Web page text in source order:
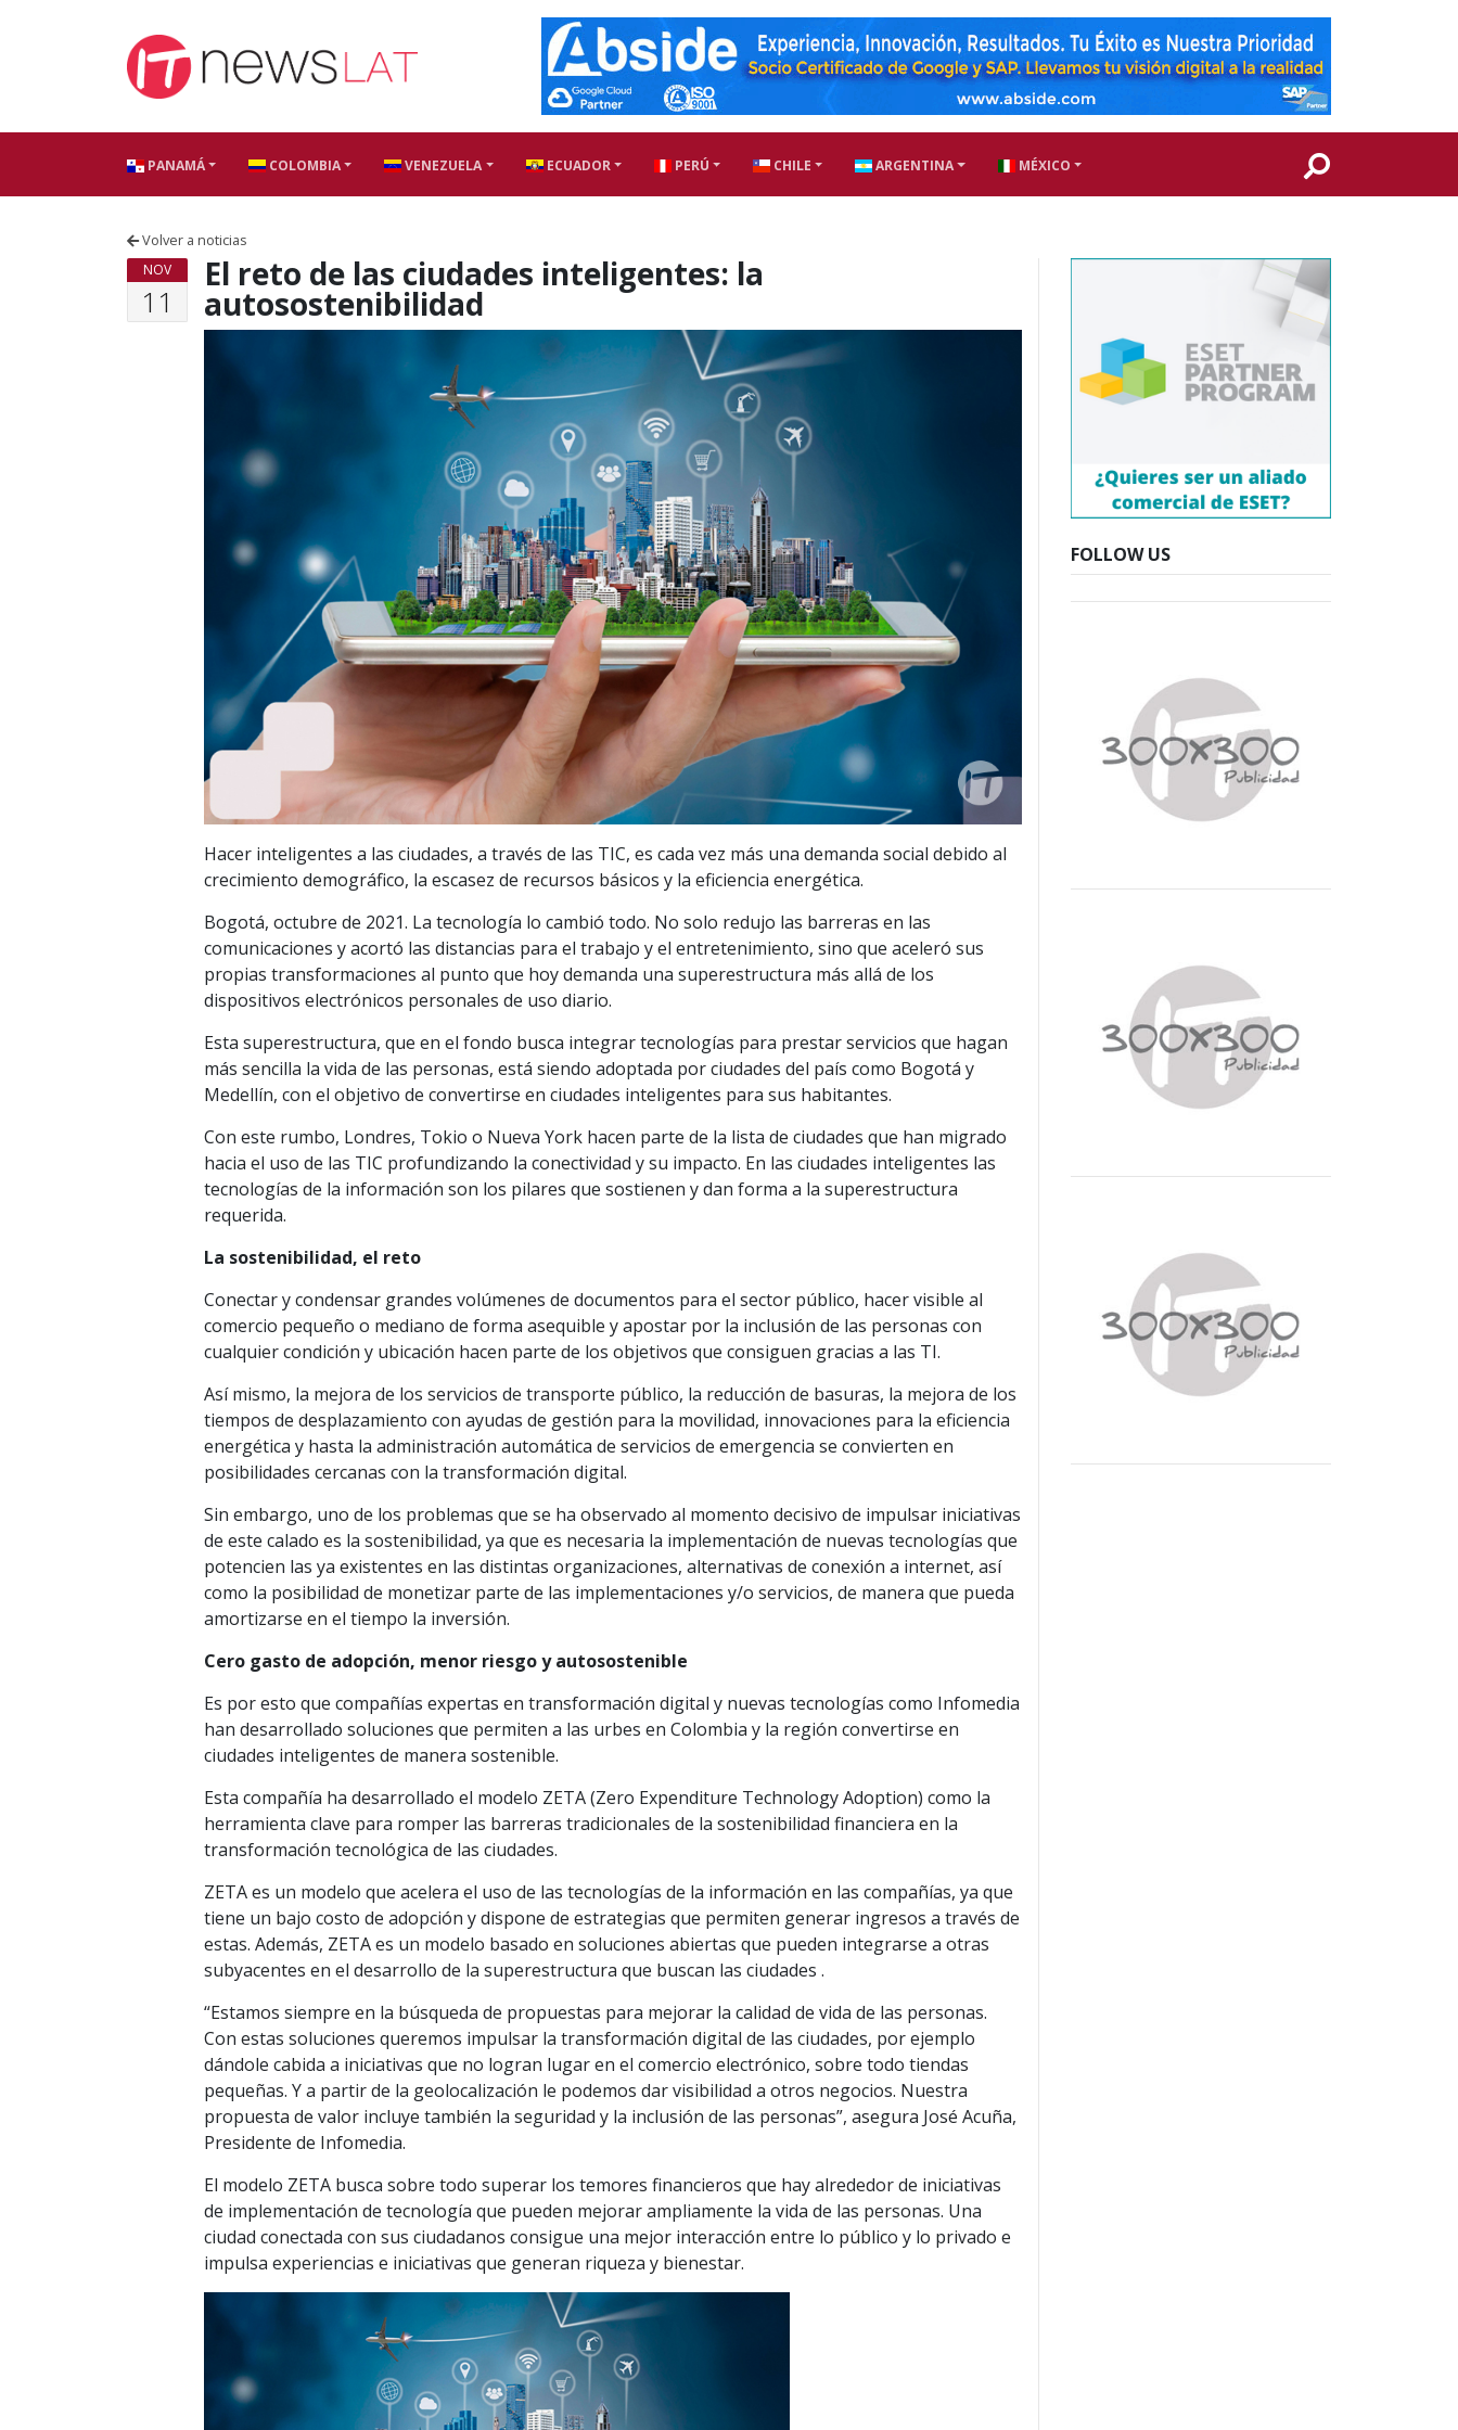
PANAMÁ COLOMBIA VENEZUELA ECUADOR PERÚ CHILE ARGENTINA MÉXICO
Volver a noticias
NOV
11
El reto de las ciudades inteligentes: la
autosostenibilidad
Hacer inteligentes a las ciudades, a través de las TIC, es cada vez más una demanda social debido al
crecimiento demográfico, la escasez de recursos básicos y la eficiencia energética.
Bogotá, octubre de 2021. La tecnología lo cambió todo. No solo redujo las barreras en las
comunicaciones y acortó las distancias para el trabajo y el entretenimiento, sino que aceleró sus
propias transformaciones al punto que hoy demanda una superestructura más allá de los
dispositivos electrónicos personales de uso diario.
Esta superestructura, que en el fondo busca integrar tecnologías para prestar servicios que hagan
más sencilla la vida de las personas, está siendo adoptada por ciudades del país como Bogotá y
Medellín, con el objetivo de convertirse en ciudades inteligentes para sus habitantes.
Con este rumbo, Londres, Tokio o Nueva York hacen parte de la lista de ciudades que han migrado
hacia el uso de las TIC profundizando la conectividad y su impacto. En las ciudades inteligentes las
tecnologías de la información son los pilares que sostienen y dan forma a la superestructura
requerida.
La sostenibilidad, el reto
Conectar y condensar grandes volúmenes de documentos para el sector público, hacer visible al
comercio pequeño o mediano de forma asequible y apostar por la inclusión de las personas con
cualquier condición y ubicación hacen parte de los objetivos que consiguen gracias a las TI.
Así mismo, la mejora de los servicios de transporte público, la reducción de basuras, la mejora de los
tiempos de desplazamiento con ayudas de gestión para la movilidad, innovaciones para la eficiencia
energética y hasta la administración automática de servicios de emergencia se convierten en
posibilidades cercanas con la transformación digital.
Sin embargo, uno de los problemas que se ha observado al momento decisivo de impulsar iniciativas
de este calado es la sostenibilidad, ya que es necesaria la implementación de nuevas tecnologías que
potencien las ya existentes en las distintas organizaciones, alternativas de conexión a internet, así
como la posibilidad de monetizar parte de las implementaciones y/o servicios, de manera que pueda
amortizarse en el tiempo la inversión.
Cero gasto de adopción, menor riesgo y autosostenible
Es por esto que compañías expertas en transformación digital y nuevas tecnologías como Infomedia
han desarrollado soluciones que permiten a las urbes en Colombia y la región convertirse en
ciudades inteligentes de manera sostenible.
Esta compañía ha desarrollado el modelo ZETA (Zero Expenditure Technology Adoption) como la
herramienta clave para romper las barreras tradicionales de la sostenibilidad financiera en la
transformación tecnológica de las ciudades.
ZETA es un modelo que acelera el uso de las tecnologías de la información en las compañías, ya que
tiene un bajo costo de adopción y dispone de estrategias que permiten generar ingresos a través de
estas. Además, ZETA es un modelo basado en soluciones abiertas que pueden integrarse a otras
subyacentes en el desarrollo de la superestructura que buscan las ciudades .
“Estamos siempre en la búsqueda de propuestas para mejorar la calidad de vida de las personas.
Con estas soluciones queremos impulsar la transformación digital de las ciudades, por ejemplo
dándole cabida a iniciativas que no logran lugar en el comercio electrónico, sobre todo tiendas
pequeñas. Y a partir de la geolocalización le podemos dar visibilidad a otros negocios. Nuestra
propuesta de valor incluye también la seguridad y la inclusión de las personas”, asegura José Acuña,
Presidente de Infomedia.
El modelo ZETA busca sobre todo superar los temores financieros que hay alrededor de iniciativas
de implementación de tecnología que pueden mejorar ampliamente la vida de las personas. Una
ciudad conectada con sus ciudadanos consigue una mejor interacción entre lo público y lo privado e
impulsa experiencias e iniciativas que generan riqueza y bienestar.
FOLLOW US